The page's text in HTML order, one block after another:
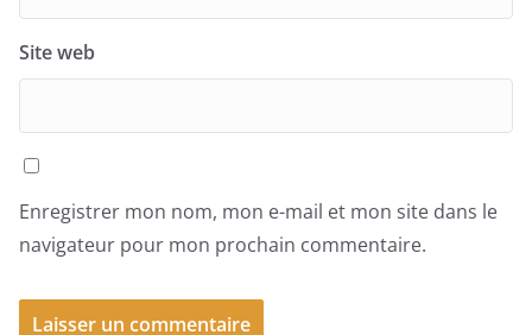
Site web
Enregistrer mon nom, mon e-mail et mon site dans le
navigateur pour mon prochain commentaire.